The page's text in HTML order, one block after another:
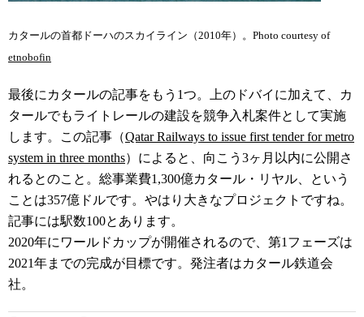
カタールの首都ドーハのスカイライン（2010年）。Photo courtesy of
etnobofin
最後にカタールの記事をもう1つ。上のドバイに加えて、カ
タールでもライトレールの建設を競争入札案件として実施
します。この記事（Qatar Railways to issue first tender for metro
system in three months）によると、向こう3ヶ月以内に公開さ
れるとのこと。総事業費1,300億カタール・リヤル、という
ことは357億ドルです。やはり大きなプロジェクトですね。
記事には駅数100とあります。
2020年にワールドカップが開催されるので、第1フェーズは
2021年までの完成が目標です。発注者はカタール鉄道会
社。